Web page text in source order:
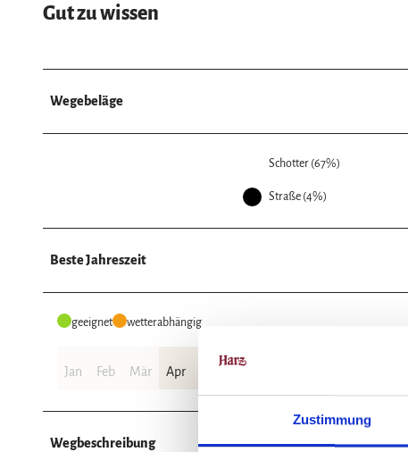
Zustimmung
Gut zu wissen
Wegebeläge
Schotter (67%)
Straße (4%)
Beste Jahreszeit
geeignet wetterabhängig
Jan Feb Mär Apr
Wegbeschreibung